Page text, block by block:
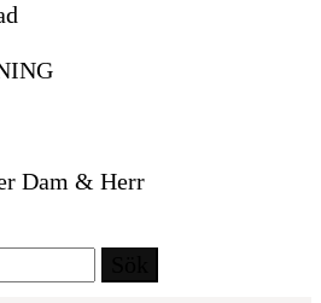
Dam & Herr